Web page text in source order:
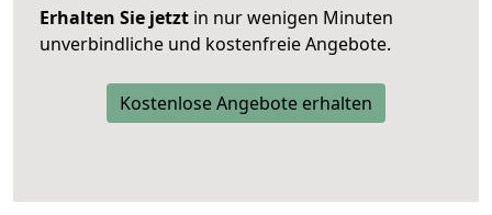
Erhalten Sie jetzt in nur wenigen Minuten
unverbindliche und kostenfreie Angebote.
Kostenlose Angebote erhalten